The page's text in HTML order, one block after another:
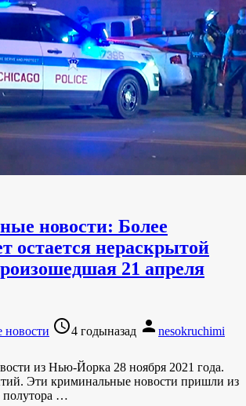
новости: Более
остается нераскрытой
21 апреля
access_time4 годыназад person nesokruchimi
из Нью-Йорка 28 ноября 2021 года.
Эти криминальные новости пришли из
…